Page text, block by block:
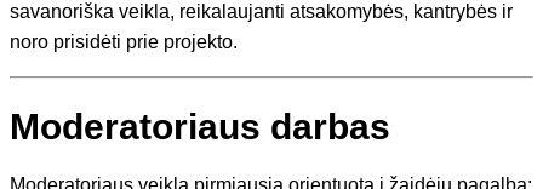
savanoriška veikla, reikalaujanti atsakomybės, kantrybės ir
noro prisidėti prie projekto.
Moderatoriaus darbas
Moderatoriaus veikla pirmiausia orientuota į žaidėjų pagalbą: